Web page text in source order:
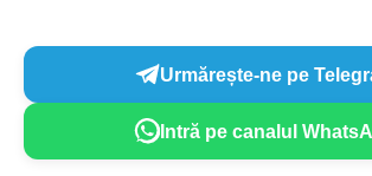
Urmărește-ne pe
Intră pe canalul